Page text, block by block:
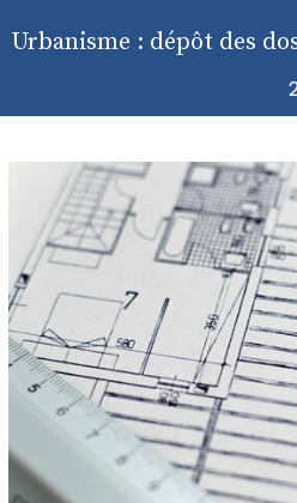
Urbanisme : dépôt des